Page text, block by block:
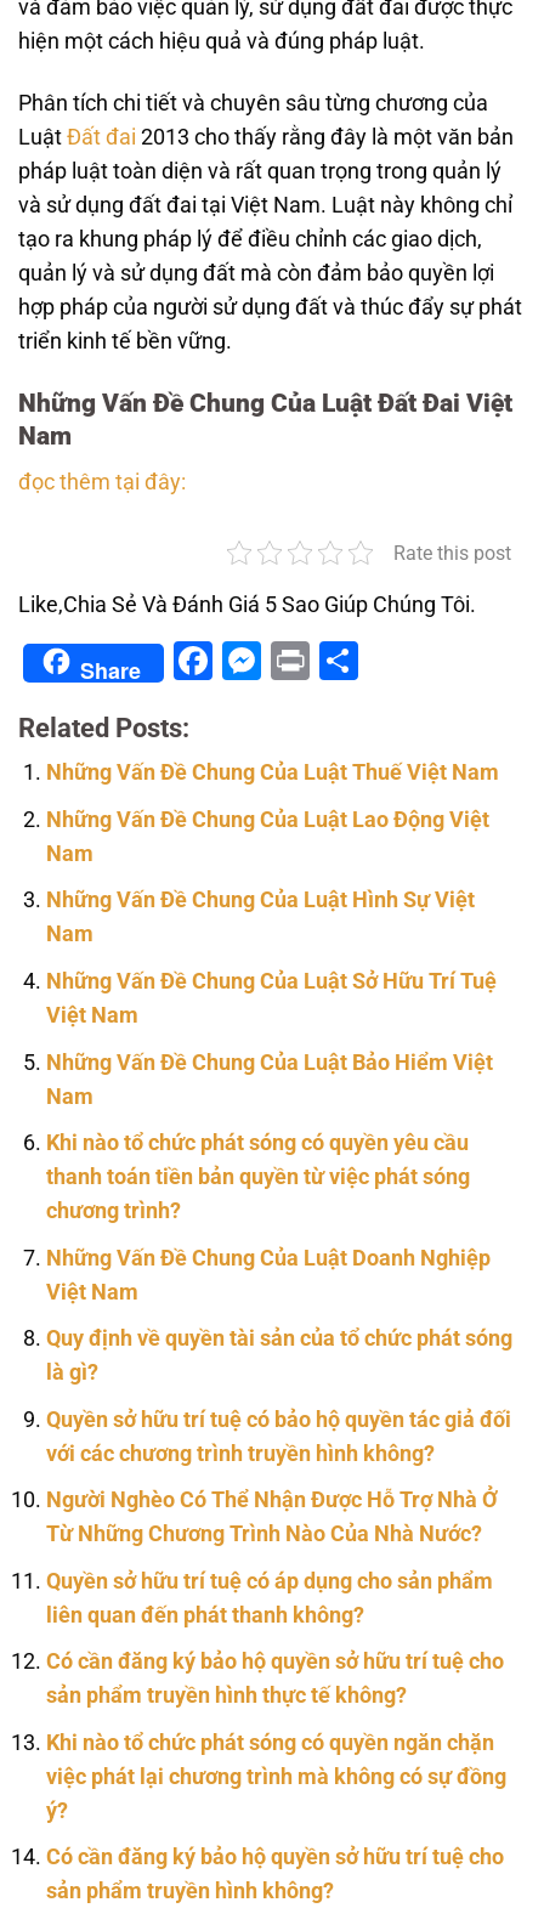
và đảm bảo việc quản lý, sử dụng đất đai được thực
hiện một cách hiệu quả và đúng pháp luật.
Phân tích chi tiết và chuyên sâu từng chương của
Luật Đất đai 2013 cho thấy rằng đây là một văn bản
pháp luật toàn diện và rất quan trọng trong quản lý
và sử dụng đất đai tại Việt Nam. Luật này không chỉ
tạo ra khung pháp lý để điều chỉnh các giao dịch,
quản lý và sử dụng đất mà còn đảm bảo quyền lợi
hợp pháp của người sử dụng đất và thúc đẩy sự phát
triển kinh tế bền vững.
Những Vấn Đề Chung Của Luật Đất Đai Việt
Nam
đọc thêm tại đây:
Rate this post
Like,Chia Sẻ Và Đánh Giá 5 Sao Giúp Chúng Tôi.
Share Facebook
Messenger
Print
Related Posts:
Những Vấn Đề Chung Của Luật Thuế Việt Nam
Những Vấn Đề Chung Của Luật Lao Động Việt
Nam
Những Vấn Đề Chung Của Luật Hình Sự Việt
Nam
Những Vấn Đề Chung Của Luật Sở Hữu Trí Tuệ
Việt Nam
Những Vấn Đề Chung Của Luật Bảo Hiểm Việt
Nam
Khi nào tổ chức phát sóng có quyền yêu cầu
thanh toán tiền bản quyền từ việc phát sóng
chương trình?
Những Vấn Đề Chung Của Luật Doanh Nghiệp
Việt Nam
Quy định về quyền tài sản của tổ chức phát sóng
là gì?
Quyền sở hữu trí tuệ có bảo hộ quyền tác giả đối
với các chương trình truyền hình không?
Người Nghèo Có Thể Nhận Được Hỗ Trợ Nhà Ở
Từ Những Chương Trình Nào Của Nhà Nước?
Quyền sở hữu trí tuệ có áp dụng cho sản phẩm
liên quan đến phát thanh không?
Có cần đăng ký bảo hộ quyền sở hữu trí tuệ cho
sản phẩm truyền hình thực tế không?
Khi nào tổ chức phát sóng có quyền ngăn chặn
việc phát lại chương trình mà không có sự đồng
ý?
Có cần đăng ký bảo hộ quyền sở hữu trí tuệ cho
sản phẩm truyền hình không?